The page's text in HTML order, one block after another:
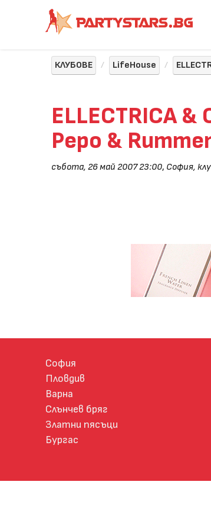
КЛУБОВЕ LifeHouse
ELLECTRICA
Pepo &
събота, 26 май 2007 23:00, София,
София
Пловдив
Варна
Слънчев бряг
Златни пясъци
Бургас